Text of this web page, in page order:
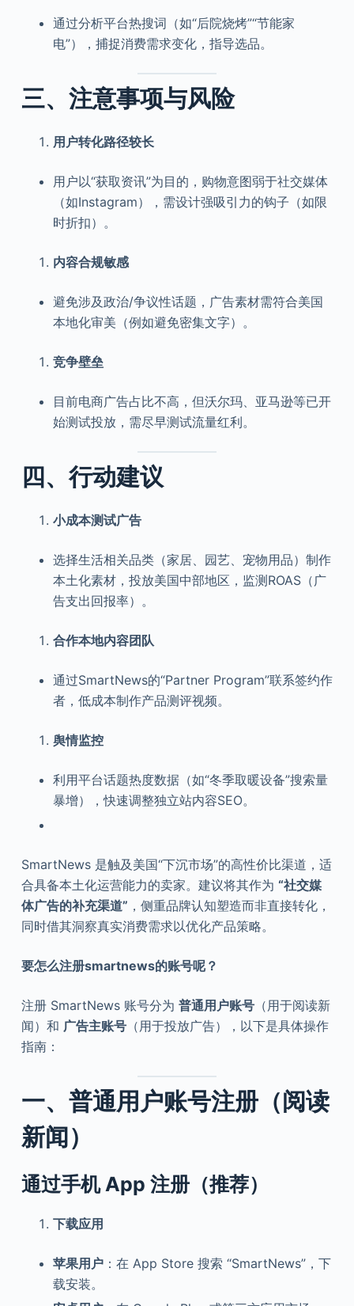
通过分析平台热搜词（如“后院烧烤”“节能家
电”），捕捉消费需求变化，指导选品。
三、注意事项与风险
用户转化路径较长
用户以“获取资讯”为目的，购物意图弱于社交媒体
（如Instagram），需设计强吸引力的钩子（如限
时折扣）。
内容合规敏感
避免涉及政治/争议性话题，广告素材需符合美国
本地化审美（例如避免密集文字）。
竞争壁垒
目前电商广告占比不高，但沃尔玛、亚马逊等已开
始测试投放，需尽早测试流量红利。
四、行动建议
小成本测试广告
选择生活相关品类（家居、园艺、宠物用品）制作
本土化素材，投放美国中部地区，监测ROAS（广
告支出回报率）。
合作本地内容团队
通过SmartNews的“Partner Program”联系签约作
者，低成本制作产品测评视频。
舆情监控
利用平台话题热度数据（如“冬季取暖设备”搜索量
暴增），快速调整独立站内容SEO。
SmartNews 是触及美国“下沉市场”的高性价比渠道，适
合具备本土化运营能力的卖家。建议将其作为 “社交媒
体广告的补充渠道” ，侧重品牌认知塑造而非直接转化，
同时借其洞察真实消费需求以优化产品策略。
要怎么注册smartnews的账号呢？
注册 SmartNews 账号分为 普通用户账号（用于阅读新
闻）和 广告主账号（用于投放广告），以下是具体操作
指南：
一、普通用户账号注册（阅读
新闻）
通过手机 App 注册（推荐）
下载应用
苹果用户：在 App Store 搜索 “SmartNews”，下
载安装。